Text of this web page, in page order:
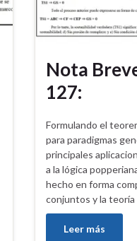
Nota
127:
Formulando el
para paradigmas
principales
a la lógica
hecho en forma
conjuntos y la
Leer más